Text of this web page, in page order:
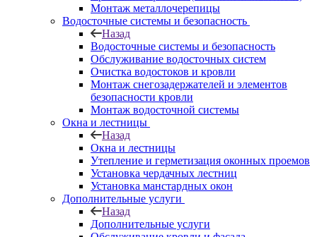
Монтаж металлочерепицы
Водосточные системы и безопасность
Назад
Водосточные системы и безопасность
Обслуживание водосточных систем
Очистка водостоков и кровли
Монтаж снегозадержателей и элементов
безопасности кровли
Монтаж водосточной системы
Окна и лестницы
Назад
Окна и лестницы
Утепление и герметизация оконных проемов
Установка чердачных лестниц
Установка манстардных окон
Дополнительные услуги
Назад
Дополнительные услуги